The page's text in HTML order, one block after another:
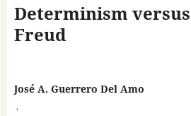
Determinism
Freud
José A. Guerrero Del Amo
,